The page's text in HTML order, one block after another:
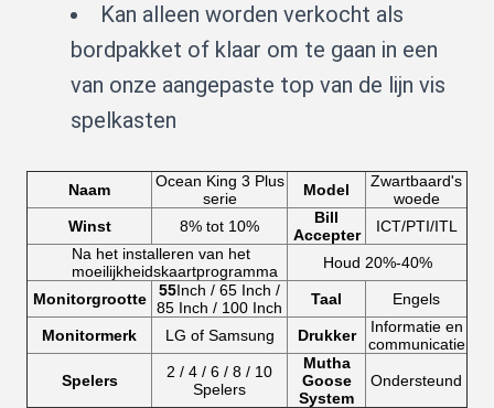
Kan alleen worden verkocht als
bordpakket of klaar om te gaan in een
van onze aangepaste top van de lijn vis
spelkasten
Naam
Ocean King 3 Plus
serie
Model
Zwartbaard's
woede
Winst
8% tot 10%
Bill
Accepter
ICT/PTI/ITL
Na het installeren van het
moeilijkheidskaartprogramma
Houd 20%-40%
Monitorgrootte 55Inch / 65 Inch /
85 Inch / 100 Inch
Taal Engels
Monitormerk LG of Samsung Drukker
Informatie en
communicatie
Spelers
2 / 4 / 6 / 8 / 10
Spelers
Mutha
Goose
System
Ondersteund